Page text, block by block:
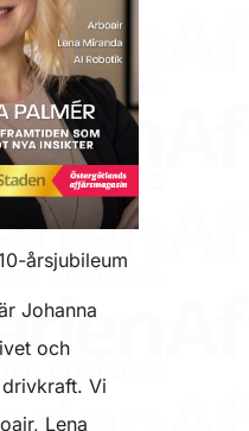
årsjubileum
Johanna
och
Vi
Lena